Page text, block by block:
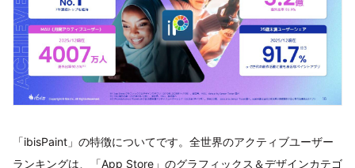
「ibisPaint」の特徴についてです。全世界のアクティブユーザー
ランキングは、「App Store」のグラフィックス＆デザインカテゴ